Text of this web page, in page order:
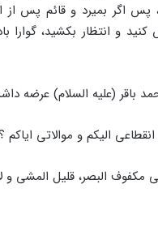
پس اگر بمیرد و قائم پس
و انتظار بکشید، گوارا
باقر (علیه السلام) عرضه
الیکم و موالاتی
مکفوف البصر، قلیل المشی